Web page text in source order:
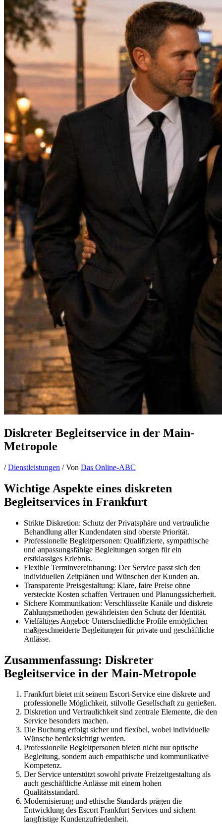
Diskreter Begleitservice in der Main-
Metropole
/Dienstleistungen / Von Das Online-ABC
Wichtige Aspekte eines diskreten
Begleitservices in Frankfurt
Strikte Diskretion: Schutz der Privatsphäre und vertrauliche
Behandlung aller Kundendaten sind oberste Priorität.
Professionelle Begleitpersonen: Qualifizierte, sympathische
und anpassungsfähige Begleitungen sorgen für ein
erstklassiges Erlebnis.
Flexible Terminvereinbarung: Der Service passt sich den
individuellen Zeitplänen und Wünschen der Kunden an.
Transparente Preisgestaltung: Klare, faire Preise ohne
versteckte Kosten schaffen Vertrauen und Planungssicherheit.
Sichere Kommunikation: Verschlüsselte Kanäle und diskrete
Zahlungsmethoden gewährleisten den Schutz der Identität.
Vielfältiges Angebot: Unterschiedliche Profile ermöglichen
maßgeschneiderte Begleitungen für private und geschäftliche
Anlässe.
Zusammenfassung: Diskreter
Begleitservice in der Main-Metropole
Frankfurt bietet mit seinem Escort-Service eine diskrete und
professionelle Möglichkeit, stilvolle Gesellschaft zu genießen.
Diskretion und Vertraulichkeit sind zentrale Elemente, die den
Service besonders machen.
Die Buchung erfolgt sicher und flexibel, wobei individuelle
Wünsche berücksichtigt werden.
Professionelle Begleitpersonen bieten nicht nur optische
Begleitung, sondern auch empathische und kommunikative
Kompetenz.
Der Service unterstützt sowohl private Freizeitgestaltung als
auch geschäftliche Anlässe mit einem hohen
Qualitätsstandard.
Modernisierung und ethische Standards prägen die
Entwicklung des Escort Frankfurt Services und sichern
langfristige Kundenzufriedenheit.